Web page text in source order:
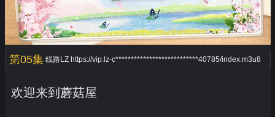
Video
第05集 线路LZ https://vip.lz-c***************************40785/index.m3u8
欢迎来到蘑菇屋